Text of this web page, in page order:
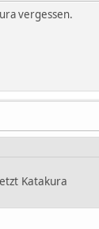
vergessen.
Katakura